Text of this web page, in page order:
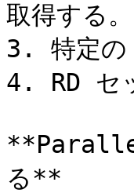
取得する。
3. 特定の
4. RD セ
る**